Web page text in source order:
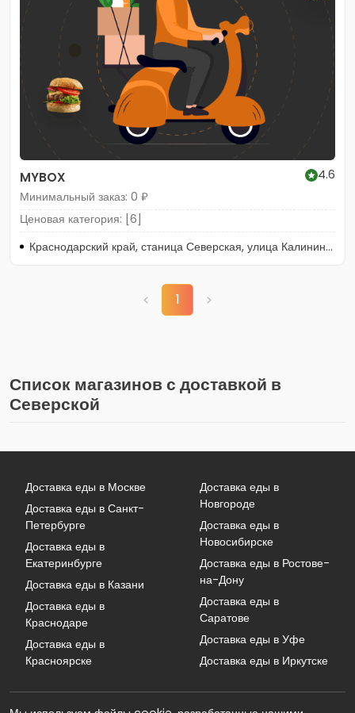
MYBOX
4.6
Минимальный заказ: 0 ₽
Ценовая категория: [6]
Краснодарский край, станица Северская, улица Калинина, 147
1
Список магазинов с доставкой в
Северской
Доставка еды в Москве
Доставка еды в Санкт-
Петербурге
Доставка еды в
Екатеринбурге
Доставка еды в Казани
Доставка еды в
Краснодаре
Доставка еды в
Красноярске
Доставка еды в
Новгороде
Доставка еды в
Новосибирске
Доставка еды в Ростове-
на-Дону
Доставка еды в
Саратове
Доставка еды в Уфе
Доставка еды в Иркутске